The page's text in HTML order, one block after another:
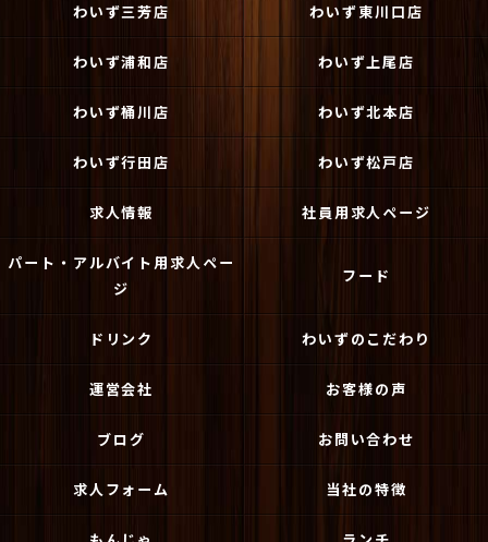
わいず三芳店 わいず東川口店
わいず浦和店 わいず上尾店
わいず桶川店 わいず北本店
わいず行田店 わいず松戸店
求人情報 社員用求人ページ
パート・アルバイト用求人ペー
ジ
フード
ドリンク わいずのこだわり
運営会社 お客様の声
ブログ お問い合わせ
求人フォーム 当社の特徴